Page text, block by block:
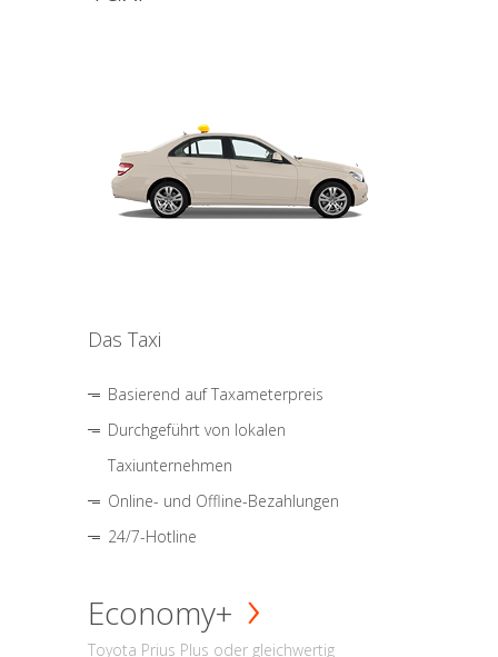
Das Taxi
Basierend auf Taxameterpreis
Durchgeführt von lokalen
Taxiunternehmen
Online- und Offline-Bezahlungen
24/7-Hotline
Economy+
Toyota Prius Plus oder gleichwertig